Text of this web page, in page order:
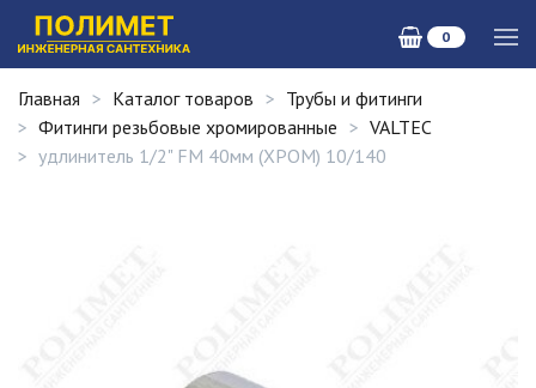
0
Главная Каталог товаров
Трубы и фитинги
Фитинги резьбовые хромированные
VALTEC
удлинитель 1/2" FM 40мм (ХРОМ) 10/140